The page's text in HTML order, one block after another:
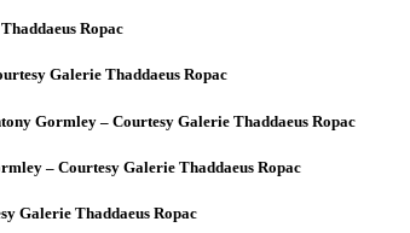
Ropac
Galerie Thaddaeus Ropac
Gormley – Courtesy Galerie Thaddaeus Ropac
– Courtesy Galerie Thaddaeus Ropac
Galerie Thaddaeus Ropac